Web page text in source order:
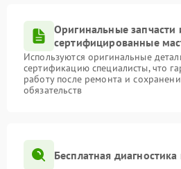
Оригинальные запчасти
сертифицированные
Используются оригинальные
сертификацию специалисты, что
работу после ремонта и
обязательств
Бесплатная